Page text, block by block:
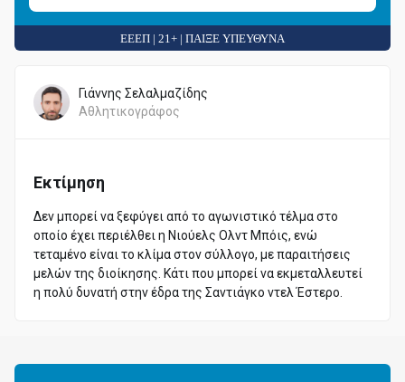
ΕΕΕΠ | 21+ | ΠΑΙΞΕ ΥΠΕΥΘΥΝΑ
Γιάννης Σελαλμαζίδης
Αθλητικογράφος
Εκτίμηση
Δεν μπορεί να ξεφύγει από το αγωνιστικό τέλμα στο
οποίο έχει περιέλθει η Νιούελς Ολντ Μπόις, ενώ
τεταμένο είναι το κλίμα στον σύλλογο, με παραιτήσεις
μελών της διοίκησης. Κάτι που μπορεί να εκμεταλλευτεί
η πολύ δυνατή στην έδρα της Σαντιάγκο ντελ Έστερο.